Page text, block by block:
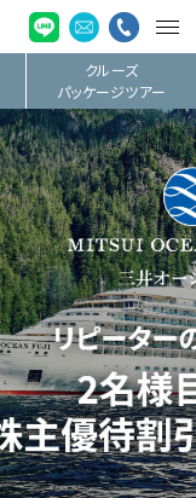
クルーズ
パッケージツアー